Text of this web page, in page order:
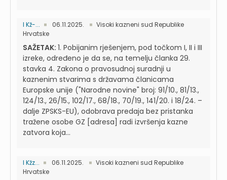
I Kž-... 06.11.2025.
Visoki kazneni sud Republike
Hrvatske
SAŽETAK: 1. Pobijanim rješenjem, pod točkom I, II i III
izreke, određeno je da se, na temelju članka 29.
stavka 4. Zakona o pravosudnoj suradnji u
kaznenim stvarima s državama članicama
Europske unije ("Narodne novine" broj: 91/10., 81/13.,
124/13., 26/15., 102/17., 68/18., 70/19., 141/20. i 18/24. –
dalje ZPSKS-EU), odobrava predaja bez pristanka
tražene osobe GZ [adresa] radi izvršenja kazne
zatvora koja...
I Kžz... 06.11.2025.
Visoki kazneni sud Republike
Hrvatske